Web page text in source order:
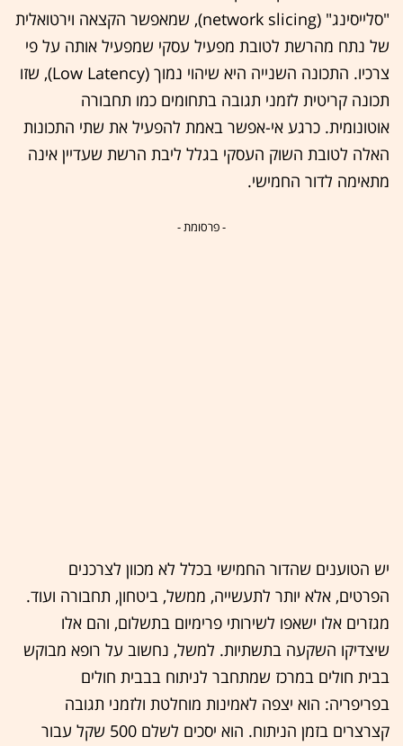
"סלייסינג" (network slicing), שמאפשר הקצאה וירטואלית
של נתח מהרשת לטובת מפעיל עסקי שמפעיל אותה על פי
צרכיו. התכונה השנייה היא שיהוי נמוך (Low Latency), שזו
תכונה קריטית לזמני תגובה בתחומים כמו תחבורה
אוטונומית. כרגע אי-אפשר באמת להפעיל את שתי התכונות
האלה לטובת השוק העסקי בגלל ליבת הרשת שעדיין אינה
מתאימה לדור החמישי.
- פרסומת -
יש הטוענים שהדור החמישי בכלל לא מכוון לצרכנים
הפרטים, אלא יותר לתעשייה, ממשל, ביטחון, תחבורה ועוד.
מגזרים אלו ישאפו לשירותי פרימיום בתשלום, והם אלו
שיצדיקו השקעה בתשתיות. למשל, נחשוב על רופא מבוקש
בבית חולים במרכז שמתחבר לניתוח בבבית חולים
בפריפריה: הוא יצפה לאמינות מוחלטת ולזמני תגובה
קצרצרים בזמן הניתוח. הוא יסכים לשלם 500 שקל עבור